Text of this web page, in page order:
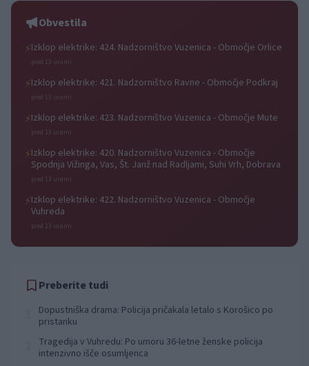
Obvestila
⚡Izklop elektrike: 424. Nadzorništvo Vuzenica - Območje Orlice
pred 13 urami
⚡Izklop elektrike: 421. Nadzorništvo Ravne - Območje Podkraj
pred 13 urami
⚡Izklop elektrike: 423. Nadzorništvo Vuzenica - Območje Mute
pred 13 urami
⚡Izklop elektrike: 420. Nadzorništvo Vuzenica - Območje
Spodnja Vižinga, Vas, Št. Janž nad Radljami, Suhi Vrh, Dobrava
pred 13 urami
⚡Izklop elektrike: 422. Nadzorništvo Vuzenica - Območje
Vuhreda
pred 13 urami
Preberite tudi
Dopustniška drama: Policija pričakala letalo s Korošico po
pristanku
Tragedija v Vuhredu: Po umoru 36-letne ženske policija
intenzivno išče osumljenca